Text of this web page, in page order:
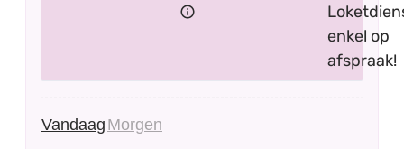
enkel op
afspraak!
Vandaag Morgen